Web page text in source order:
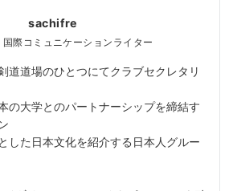
sachifre
際コミュニケーションライター
道道場のひとつにてクラブセクレタリ
の大学とのパートナーシップを締結す
した日本文化を紹介する日本人グルー